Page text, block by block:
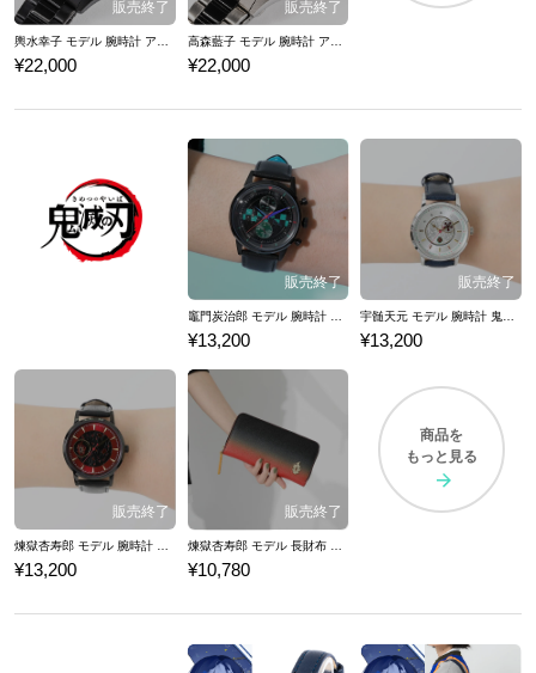
¥22,000 ¥22,000
¥13,200 ¥13,200
煉獄杏寿郎 モデル 腕時計 鬼滅の刃
¥13,200
煉獄杏寿郎 モデル 長財布 鬼滅の刃
¥10,780
商品を
もっと見る